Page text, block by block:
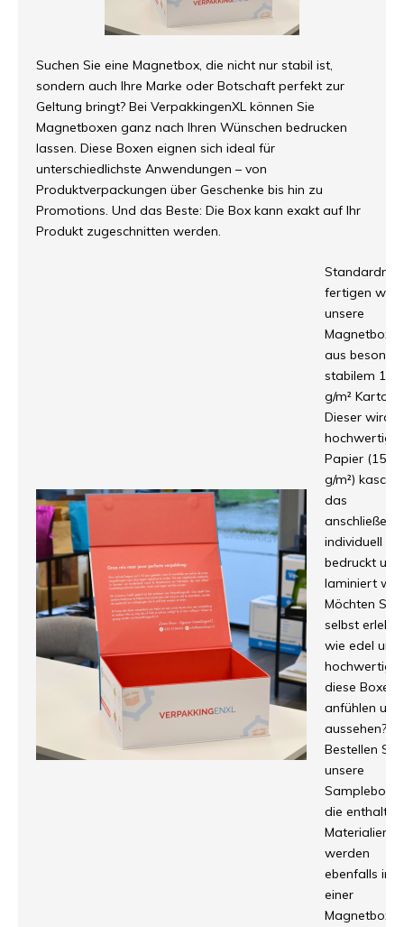
Suchen Sie eine Magnetbox, die nicht nur stabil ist,
sondern auch Ihre Marke oder Botschaft perfekt zur
Geltung bringt? Bei VerpakkingenXL können Sie
Magnetboxen ganz nach Ihren Wünschen bedrucken
lassen. Diese Boxen eignen sich ideal für
unterschiedlichste Anwendungen – von
Produktverpackungen über Geschenke bis hin zu
Promotions. Und das Beste: Die Box kann exakt auf Ihr
Produkt zugeschnitten werden.
fertigen wir
unsere
aus
stabilem
g/m² Karton.
Dieser wird
Papier (157
g/m²)
das
anschließend
individuell
bedruckt und
laminiert
Möchten Sie
selbst
wie edel und
hochwertig
diese Boxen
anfühlen und
aussehen?
Bestellen Sie
unsere
Samplebox –
die
Materialien
werden
ebenfalls in
einer
Magnetbox